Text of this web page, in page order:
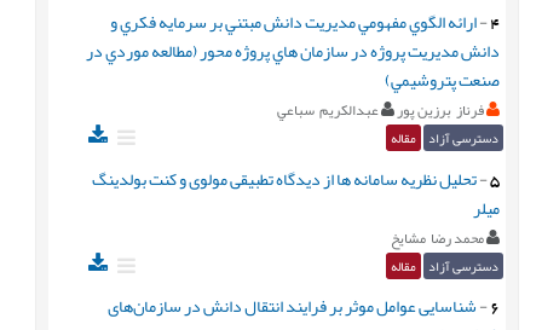
4
-ارائه الگوي مفهومي مديريت دانش مبتني بر سرمايه فکري و
دانش مديريت پروژه در سازمان هاي پروژه محور (مطالعه موردي در
صنعت پتروشيمي)
فرناز برزین پور عبدالکريم سباعي
دسترسی آزاد مقاله
5
-تحلیل نظریه سامانه ها از دیدگاه تطبیقی مولوی و کنت بولدینگ
میلر
محمد رضا مشایخ
دسترسی آزاد مقاله
6
-شناسایی عوامل موثر بر فرایند انتقال دانش در سازمان‌های